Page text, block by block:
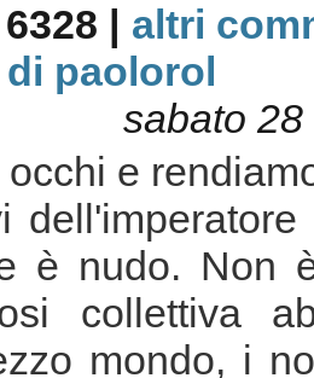
| altri
paolorol
sabato
e
è nudo. Non
collettiva
mondo, i